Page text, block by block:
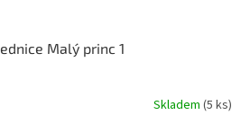
Malý princ 1
Skladem (5 ks)